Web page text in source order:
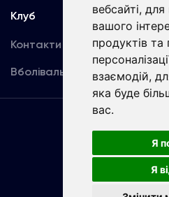
вебсайті, для
вашого
продуктів та
взаємодій,
яка буде
вас.
Я
Я
Клуб
Контакти
Вболівальникам
Угода
Copyright © ФК